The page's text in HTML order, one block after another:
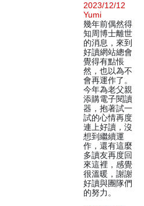
2023/12/12
Yumi
幾年前偶然得
知周博士離世
的消息，來到
好讀網站總會
覺得有點悵
然，也以為不
會再運作了。
今年為老父親
添購電子閱讀
器，抱著試一
試的心情再度
連上好讀，沒
想到繼續運
作，還有這麼
多讀友再度回
來這裡，感覺
很溫暖，謝謝
好讀與團隊們
的努力。